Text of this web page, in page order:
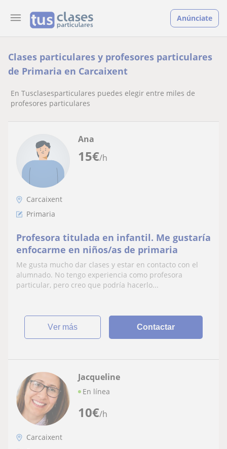
Anúnciate
Clases particulares y profesores particulares
de Primaria en Carcaixent
En Tusclasesparticulares puedes elegir entre miles de
profesores particulares
15€/h
Ana
Carcaixent
Primaria
Profesora titulada en infantil. Me gustaría
enfocarme en niños/as de primaria
Me gusta mucho dar clases y estar en contacto con el
alumnado. No tengo experiencia como profesora
particular, pero creo que podría hacerlo...
ver más Contactar
10€/h
Jacqueline
En línea
Carcaixent